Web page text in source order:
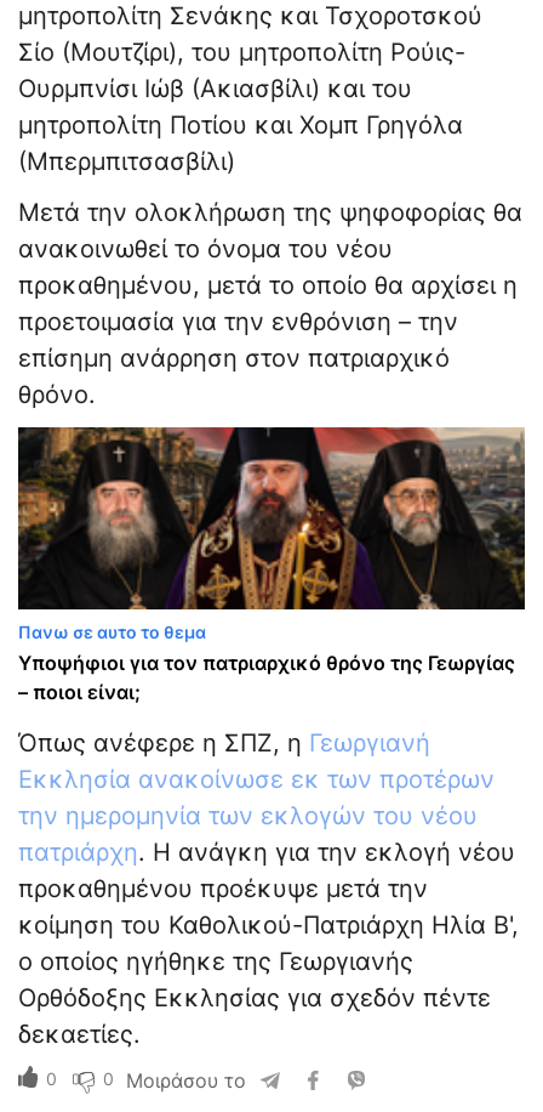
μητροπολίτη Σενάκης και Τσχοροτσκού
Σίο (Μουτζίρι), του μητροπολίτη Ρούις-
Ουρμπνίσι Ιώβ (Ακιασβίλι) και του
μητροπολίτη Ποτίου και Χομπ Γρηγόλα
(Μπερμπιτσασβίλι)
Μετά την ολοκλήρωση της ψηφοφορίας θα
ανακοινωθεί το όνομα του νέου
προκαθημένου, μετά το οποίο θα αρχίσει η
προετοιμασία για την ενθρόνιση – την
επίσημη ανάρρηση στον πατριαρχικό
θρόνο.
Πανω σε αυτο το θεμα
Υποψήφιοι για τον πατριαρχικό θρόνο της Γεωργίας
– ποιοι είναι;
Όπως ανέφερε η ΣΠΖ, η Γεωργιανή
Εκκλησία ανακοίνωσε εκ των προτέρων
την ημερομηνία των εκλογών του νέου
πατριάρχη. Η ανάγκη για την εκλογή νέου
προκαθημένου προέκυψε μετά την
κοίμηση του Καθολικού-Πατριάρχη Ηλία Β',
ο οποίος ηγήθηκε της Γεωργιανής
Ορθόδοξης Εκκλησίας για σχεδόν πέντε
δεκαετίες.
0 0 Μοιράσου το